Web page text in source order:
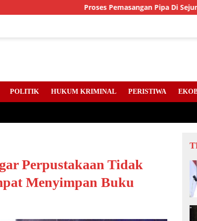
Proses Pemasangan Pipa Di Sejumlah Titik
POLITIK HUKUM KRIMINAL PERISTIWA
Perpustakaan Tidak
Menyimpan Buku